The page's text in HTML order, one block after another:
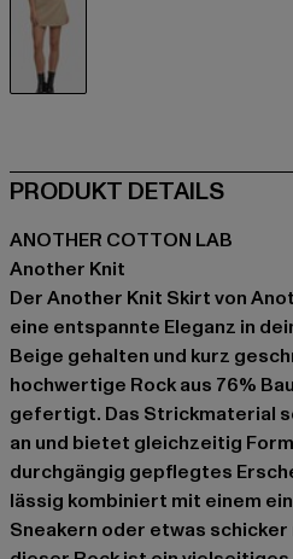
PRODUKT DETAILS
ANOTHER COTTON LAB
Another Knit
Der Another Knit Skirt von
eine entspannte Eleganz in
Beige gehalten und kurz
hochwertige Rock aus 76%
gefertigt. Das Strickmaterial
an und bietet gleichzeitig
durchgängig gepflegtes
lässig kombiniert mit einem
Sneakern oder etwas